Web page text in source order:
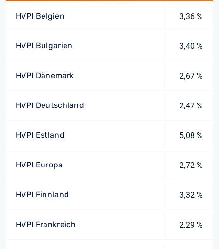
HVPI Belgien 3,36 %
HVPI Bulgarien 3,40 %
HVPI Dänemark 2,67 %
HVPI Deutschland 2,47 %
HVPI Estland 5,08 %
HVPI Europa 2,72 %
HVPI Finnland 3,32 %
HVPI Frankreich 2,29 %